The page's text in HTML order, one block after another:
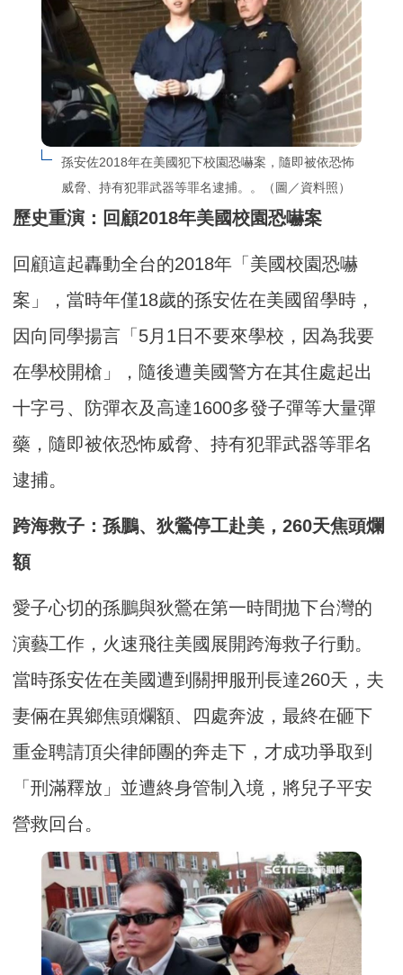
孫安佐2018年在美國犯下校園恐嚇案，隨即被依恐怖
威脅、持有犯罪武器等罪名逮捕。。（圖／資料照）
歷史重演：回顧2018年美國校園恐嚇案
回顧這起轟動全台的2018年「美國校園恐嚇
案」，當時年僅18歲的孫安佐在美國留學時，
因向同學揚言「5月1日不要來學校，因為我要
在學校開槍」，隨後遭美國警方在其住處起出
十字弓、防彈衣及高達1600多發子彈等大量彈
藥，隨即被依恐怖威脅、持有犯罪武器等罪名
逮捕。
跨海救子：孫鵬、狄鶯停工赴美，260天焦頭爛
額
愛子心切的孫鵬與狄鶯在第一時間拋下台灣的
演藝工作，火速飛往美國展開跨海救子行動。
當時孫安佐在美國遭到關押服刑長達260天，夫
妻倆在異鄉焦頭爛額、四處奔波，最終在砸下
重金聘請頂尖律師團的奔走下，才成功爭取到
「刑滿釋放」並遭終身管制入境，將兒子平安
營救回台。